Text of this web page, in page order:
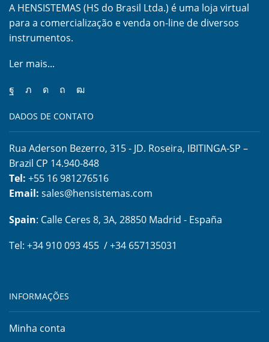
A HENSISTEMAS (HS do Brasil Ltda.) é uma loja virtual
para a comercialização e venda on-line de diversos
instrumentos.
Ler mais...
DADOS DE CONTATO
Rua Aderson Bezerro, 315 - JD. Roseira, IBITINGA-SP –
Brazil CP 14.940-848
Tel: +55 16 981276516
Email: sales@hensistemas.com
Spain: Calle Ceres 8, 3A, 28850 Madrid - España
Tel: +34 910 093 455 / +34 657135031
INFORMAÇÕES
Minha conta